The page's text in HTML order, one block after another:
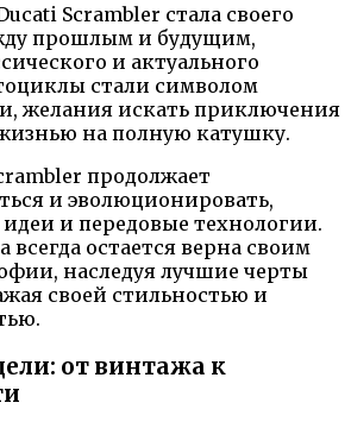
Scrambler стала своего
прошлым и будущим,
и актуального
стали символом
желания искать приключения
на полную катушку.
продолжает
и эволюционировать,
и передовые технологии.
всегда остается верна своим
наследуя лучшие черты
своей стильностью и
от винтажа к